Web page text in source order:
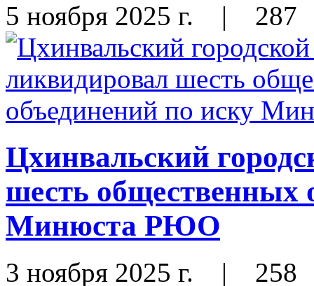
5 ноября 2025 г. | 287
Цхинвальский
шесть общественных
Минюста РЮО
3 ноября 2025 г. | 258